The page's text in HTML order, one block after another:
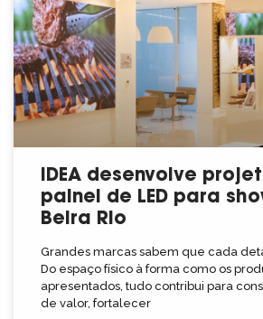
IDEA desenvolve
painel de LED para
Beira Rio
Grandes marcas sabem que cada
Do espaço físico à forma como os
apresentados, tudo contribui para
de valor, fortalecer